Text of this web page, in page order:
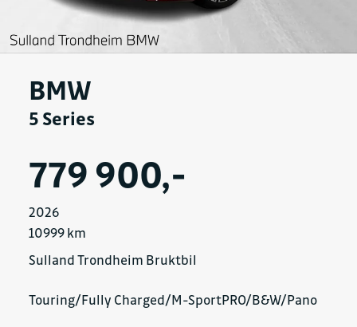
BMW
5 Series
779 900,-
2026
10999 km
Sulland Trondheim Bruktbil
Touring/Fully Charged/M-SportPRO/B&W/Pano